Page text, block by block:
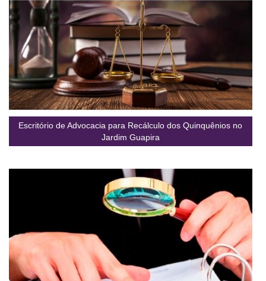
Escritório de Advocacia para Recálculo dos Quinquênios no
Jardim Guapira